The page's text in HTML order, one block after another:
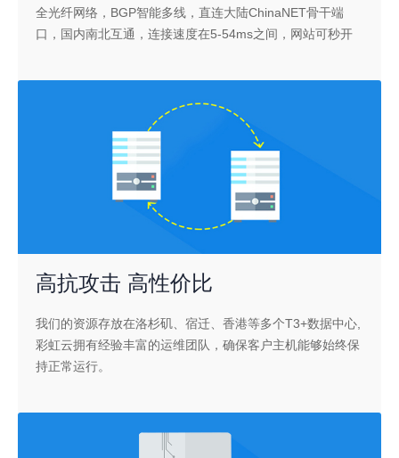
全光纤网络，BGP智能多线，直连大陆ChinaNET骨干端
口，国内南北互通，连接速度在5-54ms之间，网站可秒开
高抗攻击 高性价比
我们的资源存放在洛杉矶、宿迁、香港等多个T3+数据中心,
彩虹云拥有经验丰富的运维团队，确保客户主机能够始终保
持正常运行。